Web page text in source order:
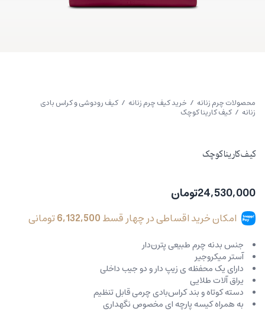
محصولات چرم زنانه / خرید کیف چرم زنانه / کیف رودوشی و کراس بادی
زنانه / کیف کارینا کوچک
کیف کارینا کوچک
24,530,000تومان
امکان خرید اقساطی در چهار قسط6,132,500تومانی
جنس بدنه چرم طبیعی پترن‌دار
آستر میکروجیر
دارای یک محفظه ی زیپ دار و دو جیب داخلی
یراق آلات طلایی
دسته کوتاه و بند کراس‌بادی چرمی قابل تنظیم
به همراه کیسه پارچه ای مخصوص نگهداری